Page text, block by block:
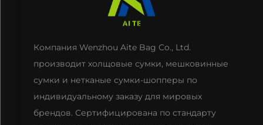
Компания Wenzhou Aite Bag Co., Ltd.
производит холщовые сумки, мешковинные
сумки и нетканые сумки-шопперы по
индивидуальному заказу для мировых
брендов. Сертифицирована по стандарту